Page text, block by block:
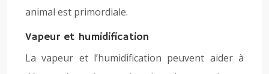
animal est primordiale.
Vapeur et humidification
La vapeur et l’humidification peuvent aider à